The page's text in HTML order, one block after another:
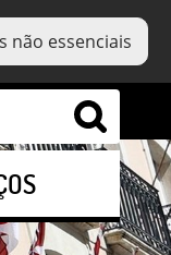
não essenciais